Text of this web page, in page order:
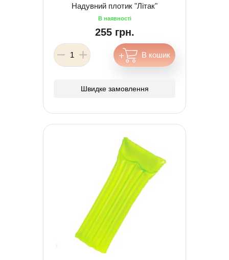
Надувний плотик "Літак"
255 грн.
Швидке замовлення